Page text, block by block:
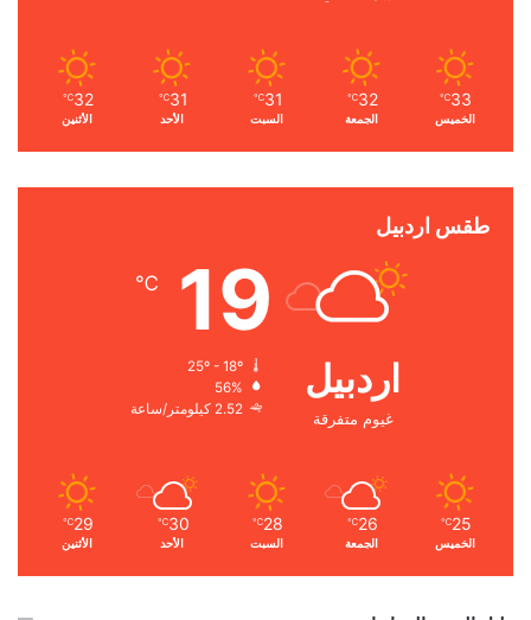
33
℃
الخميس
32
℃
الجمعة
31
℃
السبت
31
℃
الأحد
32
℃
الأثنين
طقس اردبيل
اردبيل
غيوم متفرقة
19
℃
56%
2.52 كيلومتر/ساعة
25
℃
الخميس
26
℃
الجمعة
28
℃
السبت
30
℃
الأحد
29
℃
الأثنين